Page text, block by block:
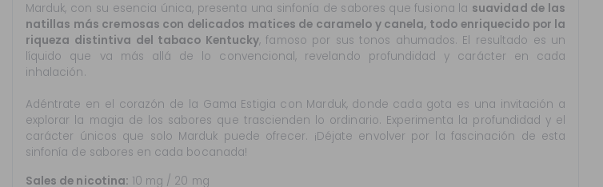
Marduk, con su esencia única, presenta una sinfonía de sabores que fusiona la suavidad de las
natillas más cremosas con delicados matices de caramelo y canela, todo enriquecido por la
riqueza distintiva del tabaco Kentucky, famoso por sus tonos ahumados. El resultado es un
líquido que va más allá de lo convencional, revelando profundidad y carácter en cada
inhalación.
Adéntrate en el corazón de la Gama Estigia con Marduk, donde cada gota es una invitación a
explorar la magia de los sabores que trascienden lo ordinario. Experimenta la profundidad y el
carácter únicos que solo Marduk puede ofrecer. ¡Déjate envolver por la fascinación de esta
sinfonía de sabores en cada bocanada!
Sales de nicotina: 10 mg / 20 mg